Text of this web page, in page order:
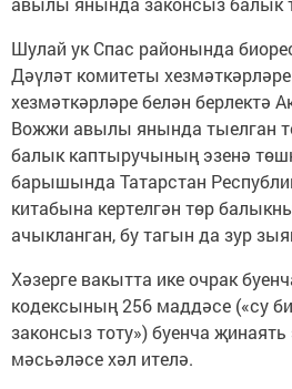
Шулай ук Спас районында
Дәүләт комитеты
хезмәткәрләре белән берлектә
Вожжи авылы янында тыелган
балык каптыручының эзенә
барышында Татарстан
китабына кертелгән төр
ачыкланган, бу тагын да зур
Хәзерге вакытта ике очрак
кодексының 256 маддәсе («су
законсыз тоту») буенча җинаять
мәсьәләсе хәл ителә.